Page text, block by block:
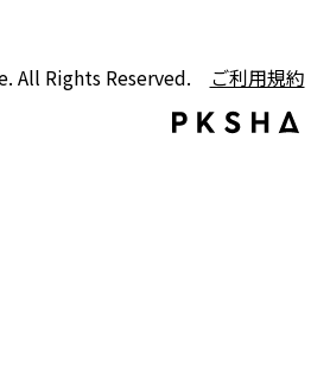
All Rights Reserved. ご利用規約